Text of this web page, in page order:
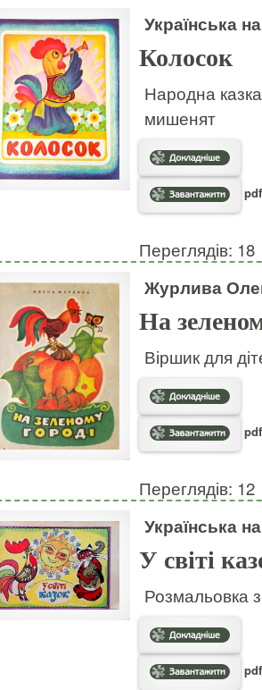
Українська
Колосок
Народна
мишенят
Переглядів: 18
Журлива
На
Віршик для
Переглядів: 12
Українська
У світі
Розмальовка